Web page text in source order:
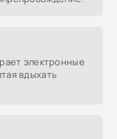
электронные
вдыхать